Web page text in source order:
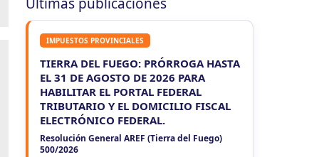
Ag. Ret. Imp. Prof. Lib. EERR
CUIT 5-6-7-8-9-…
VIE
7 ENTRE RIOS
Agentes Ret. y Perc. E. Rios
CUIT 5-6-7-8-9-…
JUJUY
VIE
7 JUJUY
Agentes Ret. Perc. Jujuy
CUIT 0-1-2-3-4-…
Últimas publicaciones
IMPUESTOS PROVINCIALES
TIERRA DEL FUEGO: PRÓRROGA HASTA
EL 31 DE AGOSTO DE 2026 PARA
HABILITAR EL PORTAL FEDERAL
TRIBUTARIO Y EL DOMICILIO FISCAL
ELECTRÓNICO FEDERAL.
Resolución General AREF (Tierra del Fuego)
500/2026